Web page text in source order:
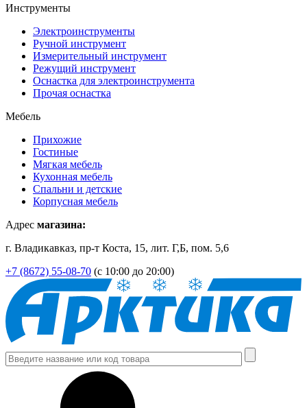
Инструменты
Электроинструменты
Ручной инструмент
Измерительный инструмент
Режущий инструмент
Оснастка для электроинструмента
Прочая оснастка
Мебель
Прихожие
Гостиные
Мягкая мебель
Кухонная мебель
Спальни и детские
Корпусная мебель
Адрес магазина:
г. Владикавказ, пр-т Коста, 15, лит. Г,Б, пом. 5,6
+7 (8672) 55-08-70 (с 10:00 до 20:00)